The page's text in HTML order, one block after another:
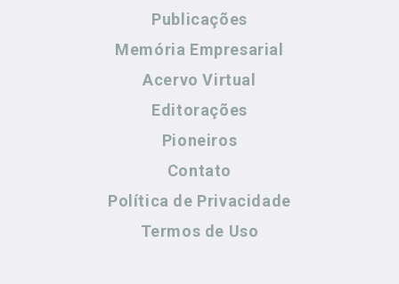
Publicações
Memória Empresarial
Acervo Virtual
Editorações
Pioneiros
Contato
Política de Privacidade
Termos de Uso